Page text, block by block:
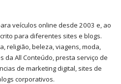
veículos online desde 2003 e, ao
para diferentes sites e blogs.
religião, beleza, viagens, moda,
da All Conteúdo, presta serviço de
de marketing digital, sites de
corporativos.